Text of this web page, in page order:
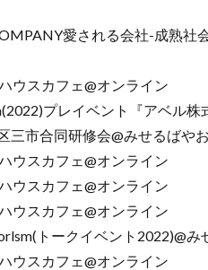
愛される会社-成熟社
ウスカフェ@オンライン
プレイベント『アベル株
三市合同研修会@みせるばやお
ウスカフェ@オンライン
ウスカフェ@オンライン
ウスカフェ@オンライン
トークイベント2022)@み
ウスカフェ@オンライン